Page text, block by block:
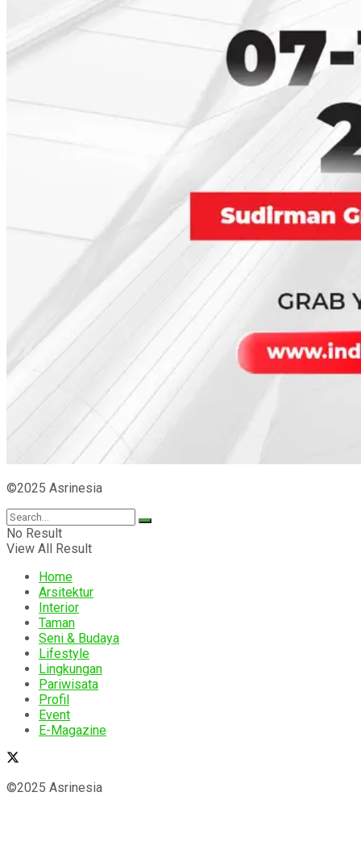
©2025 Asrinesia
No Result
View All Result
Home
Arsitektur
Interior
Taman
Seni & Budaya
Lifestyle
Lingkungan
Pariwisata
Profil
Event
E-Magazine
©2025 Asrinesia